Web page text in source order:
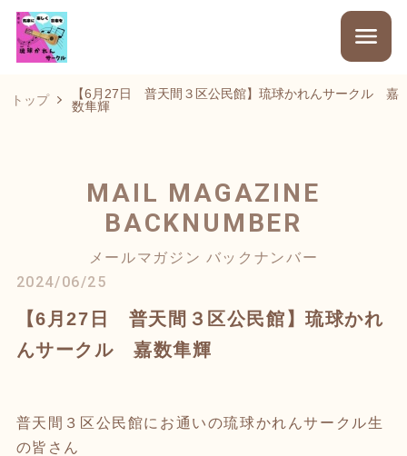
トップ
【6月27日 普天間３区公民館】琉球かれんサークル 嘉
数隼輝
MAIL MAGAZINE
BACKNUMBER
メールマガジン バックナンバー
2024/06/25
【6月27日 普天間３区公民館】琉球かれ
んサークル 嘉数隼輝
普天間３区公民館にお通いの琉球かれんサークル生
の皆さん